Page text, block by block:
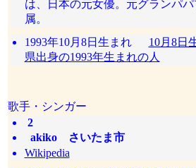
は、日本の元女優。元グランパ
属。
1993年10月8日生まれ 10月8日
県出身の1993年生まれの人
歌手・シンガー
2
akiko さいたま市
Wikipedia